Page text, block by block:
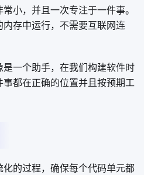
小，并且一次专注于一件事。
存中运行，不需要互联网连
一个助手，在我们构建软件时
都在正确的位置并且按预期工
的过程，确保每个代码单元都